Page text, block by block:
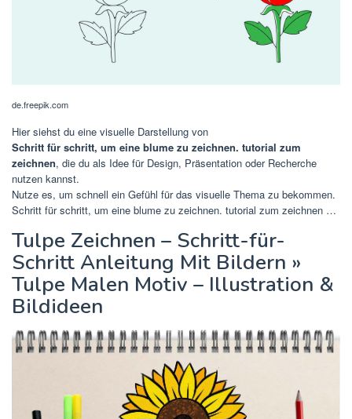
de.freepik.com
Hier siehst du eine visuelle Darstellung von
Schritt für schritt, um eine blume zu zeichnen. tutorial zum
zeichnen, die du als Idee für Design, Präsentation oder Recherche
nutzen kannst.
Nutze es, um schnell ein Gefühl für das visuelle Thema zu bekommen.
Schritt für schritt, um eine blume zu zeichnen. tutorial zum zeichnen …
Tulpe Zeichnen – Schritt-für-
Schritt Anleitung Mit Bildern »
Tulpe Malen Motiv – Illustration &
Bildideen